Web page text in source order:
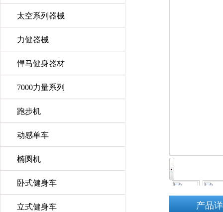
太空系列器械
力健器械
悍马健身器材
7000力量系列
跑步机
动感单车
椭圆机
卧式健身车
立式健身车 产品